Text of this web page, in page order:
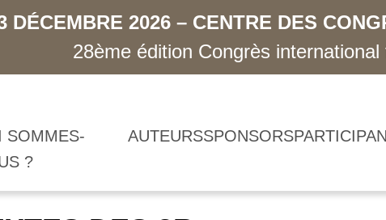
DÉCEMBRE 2026 – CENTRE DES
28ème édition Congrès international
SOMMES-
?
AUTEURSSPONSORS